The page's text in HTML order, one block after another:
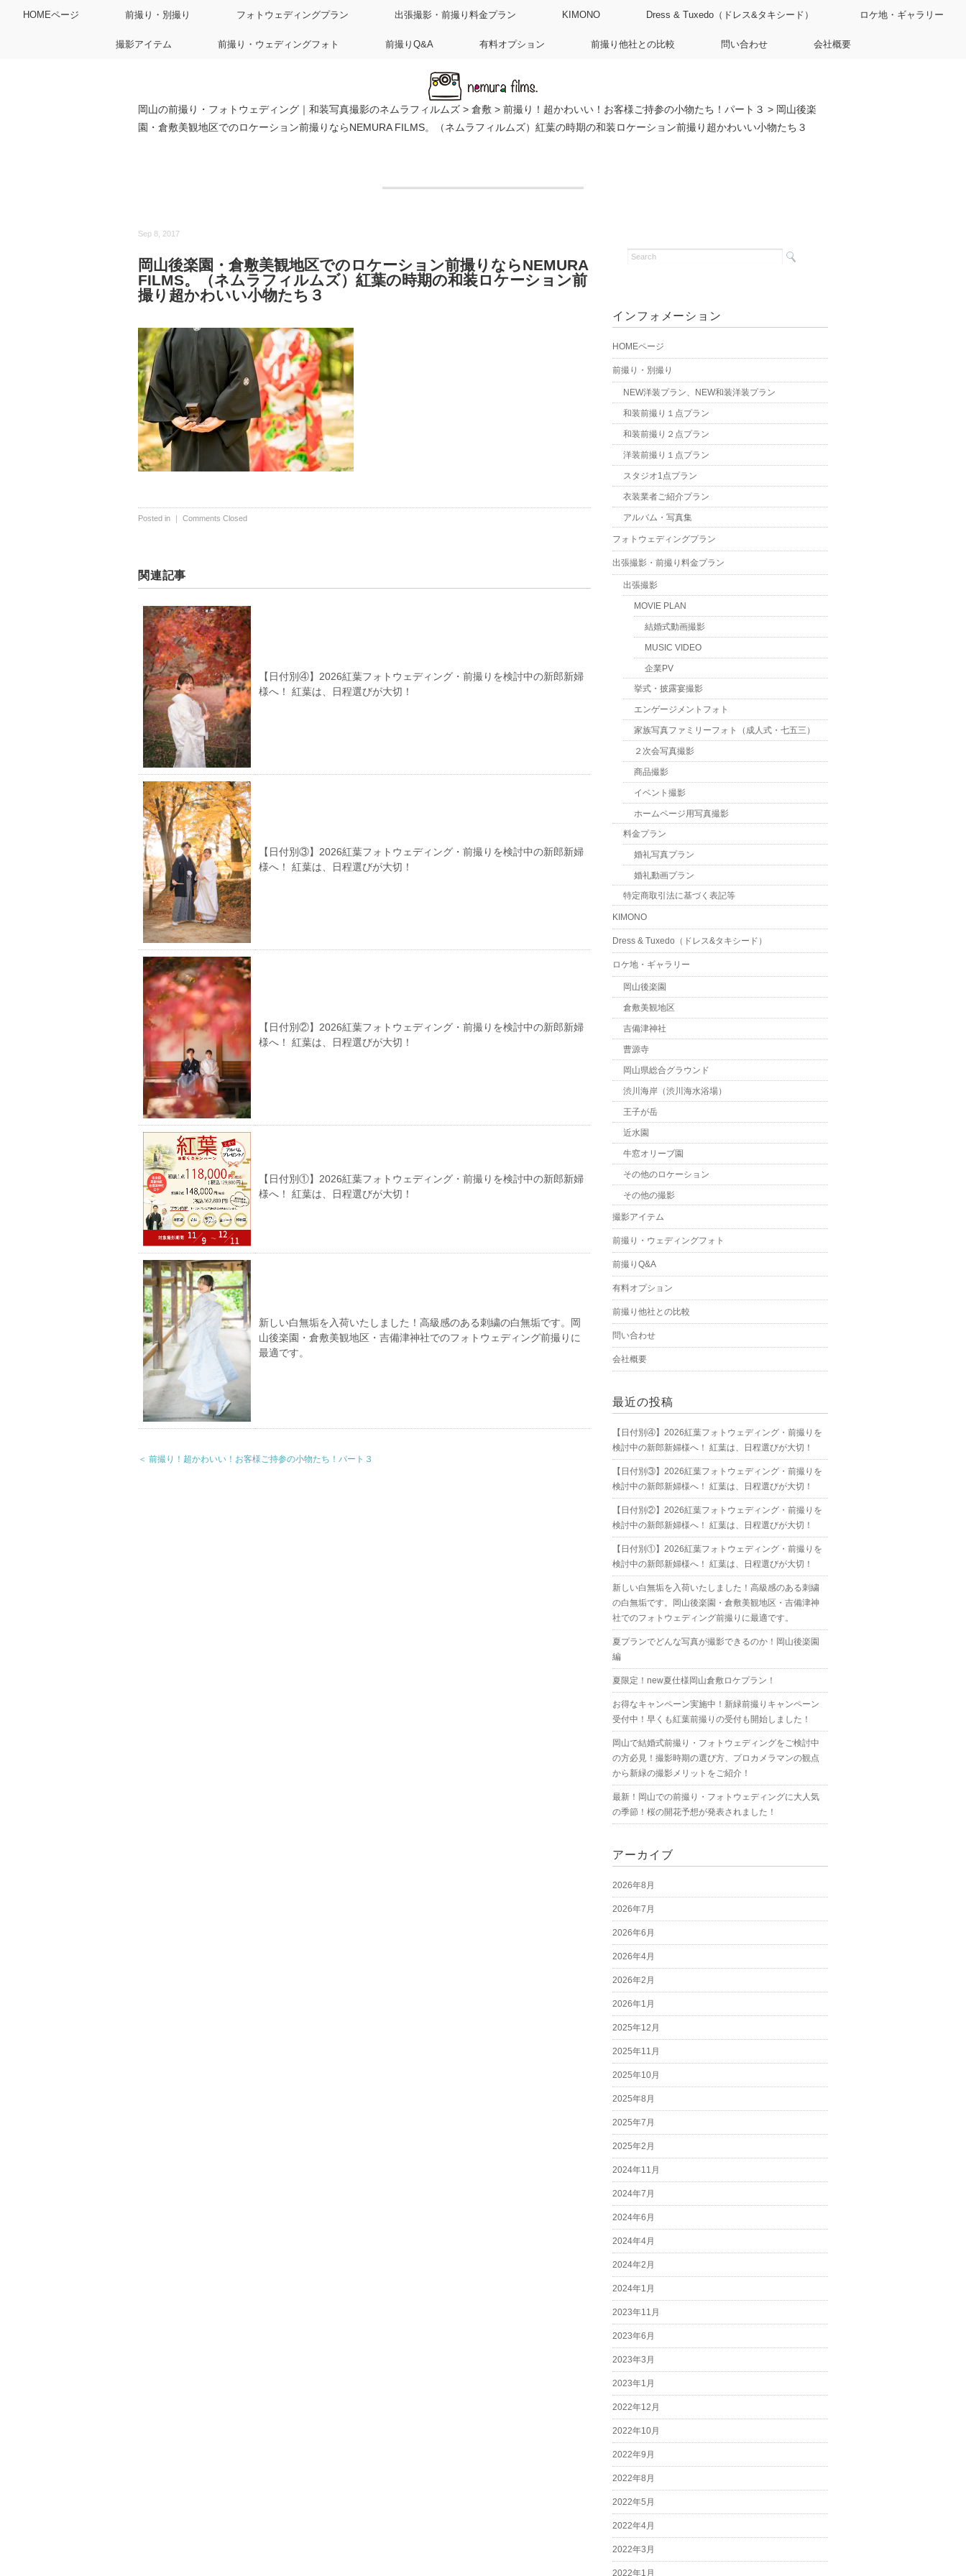
HOMEページ 前撮り・別撮り フォトウェディングプラン 出張撮影・前撮り料金プラン KIMONO Dress & Tuxedo（ドレス&タキシード） ロケ地・ギャラリー
撮影アイテム 前撮り・ウェディングフォト 前撮りQ&A 有料オプション 前撮り他社との比較 問い合わせ 会社概要
岡山の前撮り・フォトウェディング｜和装写真撮影のネムラフィルムズ > 倉敷 > 前撮り！超かわいい！お客様ご持参の小物たち！パート３ > 岡山後楽
園・倉敷美観地区でのロケーション前撮りならNEMURA FILMS。（ネムラフィルムズ）紅葉の時期の和装ロケーション前撮り超かわいい小物たち３
Sep 8, 2017
岡山後楽園・倉敷美観地区でのロケーション前撮りならNEMURA
FILMS。（ネムラフィルムズ）紅葉の時期の和装ロケーション前
撮り超かわいい小物たち３
Posted in ｜ Comments Closed
関連記事
【日付別④】2026紅葉フォトウェディング・前撮りを検討中の新郎新婦
様へ！ 紅葉は、日程選びが大切！
【日付別③】2026紅葉フォトウェディング・前撮りを検討中の新郎新婦
様へ！ 紅葉は、日程選びが大切！
【日付別②】2026紅葉フォトウェディング・前撮りを検討中の新郎新婦
様へ！ 紅葉は、日程選びが大切！
【日付別①】2026紅葉フォトウェディング・前撮りを検討中の新郎新婦
様へ！ 紅葉は、日程選びが大切！
新しい白無垢を入荷いたしました！高級感のある刺繍の白無垢です。岡
山後楽園・倉敷美観地区・吉備津神社でのフォトウェディング前撮りに
最適です。
＜ 前撮り！超かわいい！お客様ご持参の小物たち！パート３
インフォメーション
HOMEページ
前撮り・別撮り
NEW洋装プラン、NEW和装洋装プラン
和装前撮り１点プラン
和装前撮り２点プラン
洋装前撮り１点プラン
スタジオ1点プラン
衣装業者ご紹介プラン
アルバム・写真集
フォトウェディングプラン
出張撮影・前撮り料金プラン
出張撮影
MOVIE PLAN
結婚式動画撮影
MUSIC VIDEO
企業PV
挙式・披露宴撮影
エンゲージメントフォト
家族写真ファミリーフォト（成人式・七五三）
２次会写真撮影
商品撮影
イベント撮影
ホームページ用写真撮影
料金プラン
婚礼写真プラン
婚礼動画プラン
特定商取引法に基づく表記等
KIMONO
Dress & Tuxedo（ドレス&タキシード）
ロケ地・ギャラリー
岡山後楽園
倉敷美観地区
吉備津神社
曹源寺
岡山県総合グラウンド
渋川海岸（渋川海水浴場）
王子が岳
近水園
牛窓オリーブ園
その他のロケーション
その他の撮影
撮影アイテム
前撮り・ウェディングフォト
前撮りQ&A
有料オプション
前撮り他社との比較
問い合わせ
会社概要
最近の投稿
【日付別④】2026紅葉フォトウェディング・前撮りを
検討中の新郎新婦様へ！ 紅葉は、日程選びが大切！
【日付別③】2026紅葉フォトウェディング・前撮りを
検討中の新郎新婦様へ！ 紅葉は、日程選びが大切！
【日付別②】2026紅葉フォトウェディング・前撮りを
検討中の新郎新婦様へ！ 紅葉は、日程選びが大切！
【日付別①】2026紅葉フォトウェディング・前撮りを
検討中の新郎新婦様へ！ 紅葉は、日程選びが大切！
新しい白無垢を入荷いたしました！高級感のある刺繍
の白無垢です。岡山後楽園・倉敷美観地区・吉備津神
社でのフォトウェディング前撮りに最適です。
夏プランでどんな写真が撮影できるのか！岡山後楽園
編
夏限定！new夏仕様岡山倉敷ロケプラン！
お得なキャンペーン実施中！新緑前撮りキャンペーン
受付中！早くも紅葉前撮りの受付も開始しました！
岡山で結婚式前撮り・フォトウェディングをご検討中
の方必見！撮影時期の選び方、プロカメラマンの観点
から新緑の撮影メリットをご紹介！
最新！岡山での前撮り・フォトウェディングに大人気
の季節！桜の開花予想が発表されました！
アーカイブ
2026年8月
2026年7月
2026年6月
2026年4月
2026年2月
2026年1月
2025年12月
2025年11月
2025年10月
2025年8月
2025年7月
2025年2月
2024年11月
2024年7月
2024年6月
2024年4月
2024年2月
2024年1月
2023年11月
2023年6月
2023年3月
2023年1月
2022年12月
2022年10月
2022年9月
2022年8月
2022年5月
2022年4月
2022年3月
2022年1月